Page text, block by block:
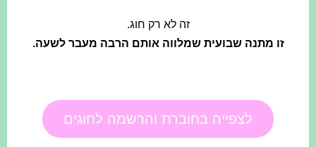
זה לא רק חוג.
זו מתנה שבועית שמלווה אותם הרבה מעבר לשעה.
לצפייה בחוברת והרשמה לחוגים